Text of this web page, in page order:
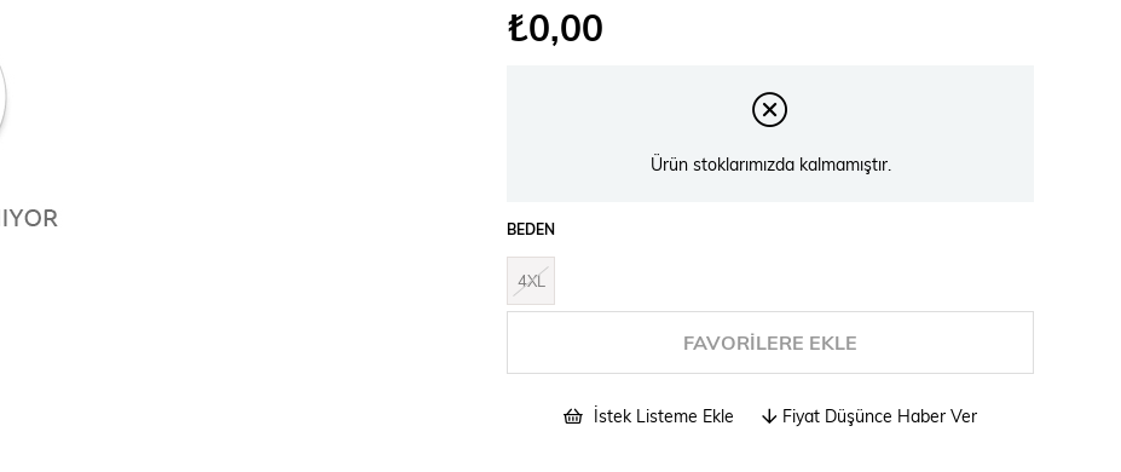
₺0,00
Ürün stoklarımızda kalmamıştır.
BEDEN
4XL
FAVORILERE EKLE
İstek Listeme Ekle Fiyat Düşünce Haber Ver